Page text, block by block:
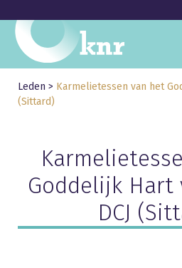
Leden > Karmelietessen van het
(Sittard)
Goddelijk Hart
DCJ